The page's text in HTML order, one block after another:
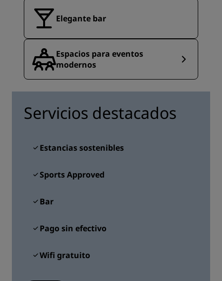
Elegante bar
Espacios para eventos
modernos
Servicios destacados
Estancias sostenibles
Sports Approved
Bar
Pago sin efectivo
Wifi gratuito